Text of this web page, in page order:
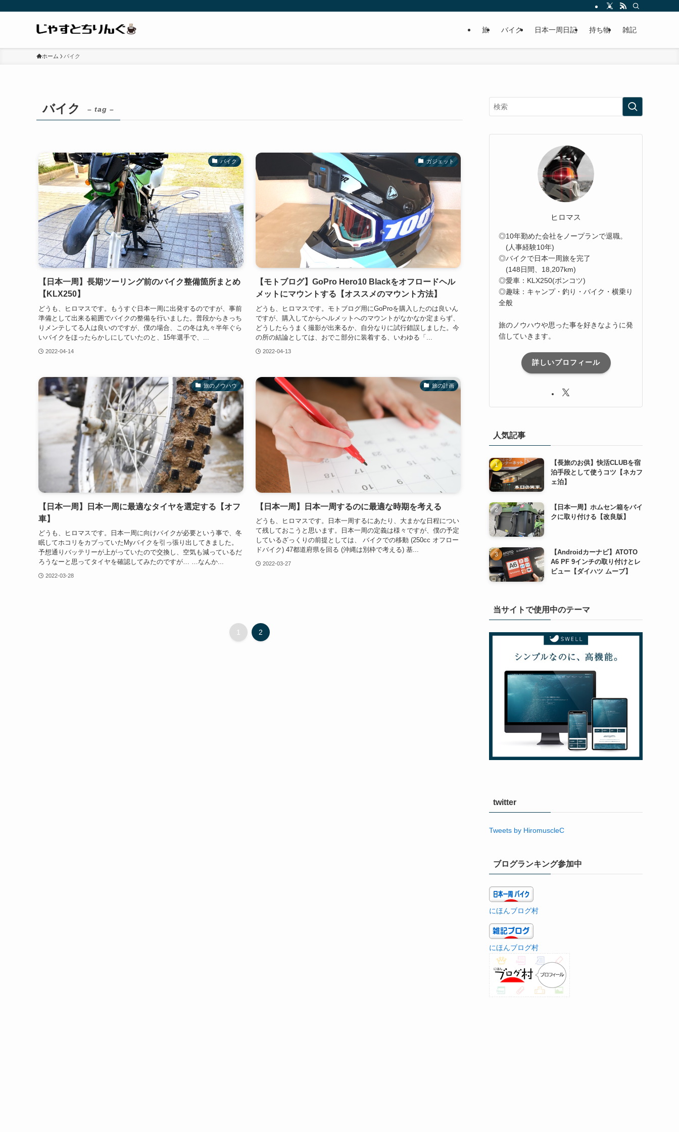
旅 バイク 日本一周日記 持ち物 雑記
ホーム バイク
バイク – tag –
バイク
【日本一周】長期ツーリング前のバイク整備箇所まとめ
【KLX250】
どうも、ヒロマスです。もうすぐ日本一周に出発するのですが、事前
準備として出来る範囲でバイクの整備を行いました。普段からきっち
りメンテしてる人は良いのですが、僕の場合、この冬は丸々半年ぐら
いバイクをほったらかしにしていたのと、15年選手で、...
2022-04-14
ガジェット
【モトブログ】GoPro Hero10 Blackをオフロードヘル
メットにマウントする【オススメのマウント方法】
どうも、ヒロマスです。モトブログ用にGoProを購入したのは良いん
ですが、購入してからヘルメットへのマウントがなかなか定まらず、
どうしたらうまく撮影が出来るか、自分なりに試行錯誤しました。今
の所の結論としては、おでこ部分に装着する、いわゆる「...
2022-04-13
旅のノウハウ
【日本一周】日本一周に最適なタイヤを選定する【オフ
車】
どうも、ヒロマスです。日本一周に向けバイクが必要という事で、冬
眠してホコリをカブっていたMyバイクを引っ張り出してきました。
予想通りバッテリーが上がっていたので交換し、空気も減っているだ
ろうなーと思ってタイヤを確認してみたのですが… …なんか...
2022-03-28
旅の計画
【日本一周】日本一周するのに最適な時期を考える
どうも、ヒロマスです。日本一周するにあたり、大まかな日程につい
て残しておこうと思います。日本一周の定義は様々ですが、僕の予定
しているざっくりの前提としては、 バイクでの移動 (250cc オフロー
ドバイク) 47都道府県を回る (沖縄は別枠で考える) 基...
2022-03-27
1 2
ヒロマス
◎10年勤めた会社をノープランで退職。
(人事経験10年)
◎バイクで日本一周旅を完了
(148日間、18,207km)
◎愛車：KLX250(ポンコツ)
◎趣味：キャンプ・釣り・バイク・横乗り
全般
旅のノウハウや思った事を好きなように発
信していきます。
詳しいプロフィール
人気記事
【長旅のお供】快活CLUBを宿
泊手段として使うコツ【ネカフ
ェ泊】
【日本一周】ホムセン箱をバイ
クに取り付ける【改良版】
【Androidカーナビ】ATOTO
A6 PF 9インチの取り付けとレ
ビュー【ダイハツ ムーブ】
当サイトで使用中のテーマ
twitter
Tweets by HiromuscleC
ブログランキング参加中
にほんブログ村
にほんブログ村